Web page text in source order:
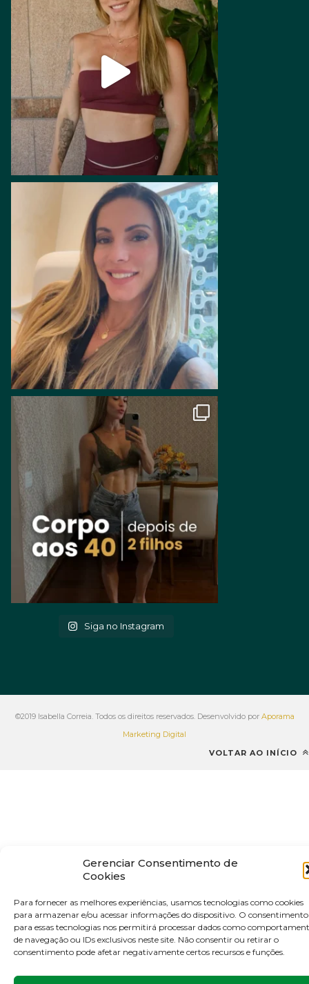
Gerenciar Consentimento de
Cookies
Para fornecer as melhores experiências, usamos tecnologias como cookies
para armazenar e/ou acessar informações do dispositivo. O consentimento
para essas tecnologias nos permitirá processar dados como
de navegação ou IDs exclusivos neste site. Não consentir ou retirar o
consentimento pode afetar negativamente certos recursos e funções.
Siga no Instagram
©2019 Isabella Correia. Todos os direitos reservados. Desenvolvido por Aporama
Marketing Digital
VOLTAR AO INÍCIO